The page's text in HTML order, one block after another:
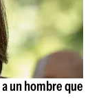
un hombre que